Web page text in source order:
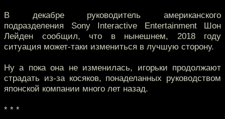
В декабре руководитель американского
подразделения Sony Interactive Entertainment Шон
Лейден сообщил, что в нынешнем, 2018 году
ситуация может-таки измениться в лучшую сторону.
Ну а пока она не изменилась, игорьки продолжают
страдать из-за косяков, понаделанных руководством
японской компании много лет назад.
* * *